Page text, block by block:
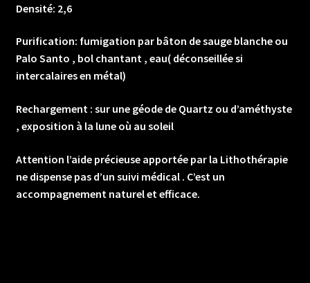
Densité: 2,6
Purification: fumigation par bâton de sauge blanche ou
Palo Santo , bol chantant , eau( déconseillée si
intercalaires en métal)
Rechargement : sur une géode de Quartz ou d’améthyste
, exposition à la lune où au soleil
Attention l’aide précieuse apportée par la Lithothérapie
ne dispense pas d’un suivi médical . C’est un
accompagnement naturel et efficace.